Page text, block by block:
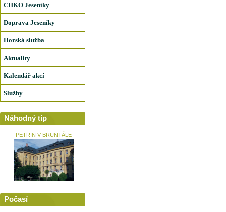
CHKO Jeseníky
Doprava Jeseníky
Horská služba
Aktuality
Kalendář akcí
Služby
Náhodný tip
PETRIN V BRUNTÁLE
Počasí